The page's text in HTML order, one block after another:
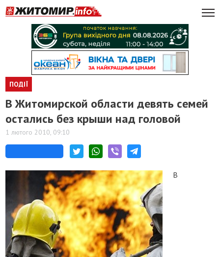
ПОДІЇ
В Житомирской области девять семей
остались без крыши над головой
1 лютого 2010, 09:10
В